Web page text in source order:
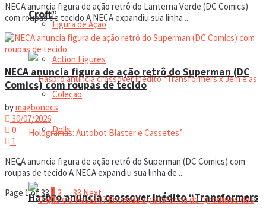
Croft”
Hasbro anuncia crossover inédito “Transformers
Figura de Ação
Action Figures
Coleção
Dolls
Manual do colecionador
NECA anuncia figura de ação retrô do Lanterna Verde (DC Comics)
com roupas de tecido A NECA expandiu sua linha ...
NECA anuncia figura de ação retrô do Superman (DC
Comics) com roupas de tecido
bymagbonecs
30/07/2026
0
1
NECA anuncia figura de ação retrô do Superman (DC Comics) com
roupas de tecido A NECA expandiu sua linha de ...
Page 1 of 33 1 2 …33Next